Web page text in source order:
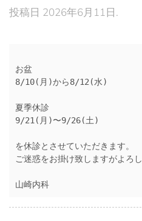
投稿日 2026年6月11日.
お盆
8/10(月)から8/12(水)
夏季休診
9/21(月)〜9/26(土)
を休診とさせていただきます。
ご迷惑をお掛け致しますがよろ
山崎内科